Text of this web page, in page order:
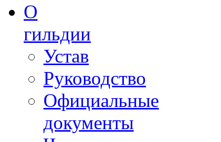
О
гильдии
Устав
Руководство
Официальные
документы